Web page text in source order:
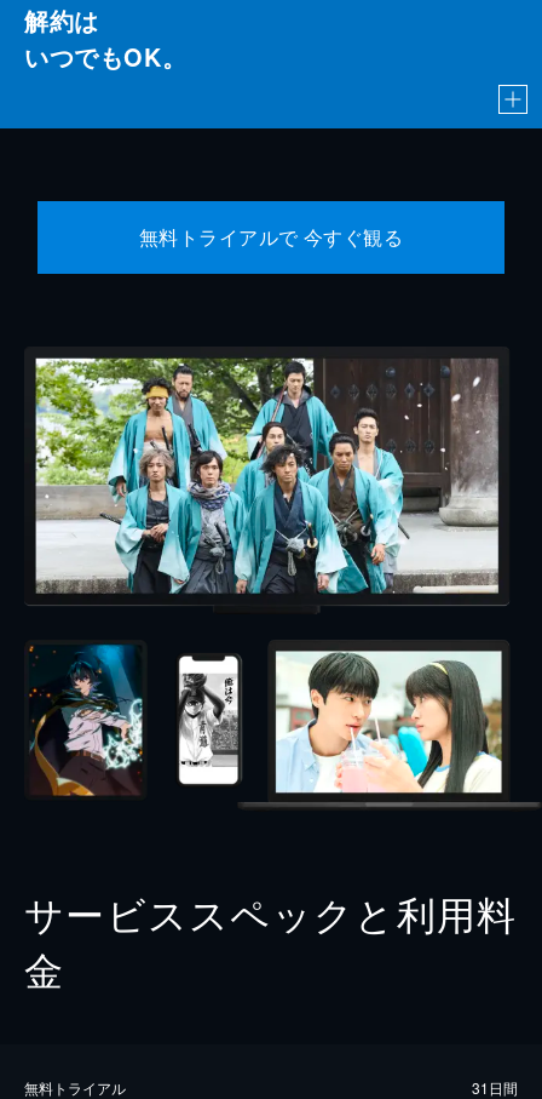
解約は
いつでもOK。
無料トライアルで 今すぐ観る
サービススペックと利用料
金
無料トライアル 31日間